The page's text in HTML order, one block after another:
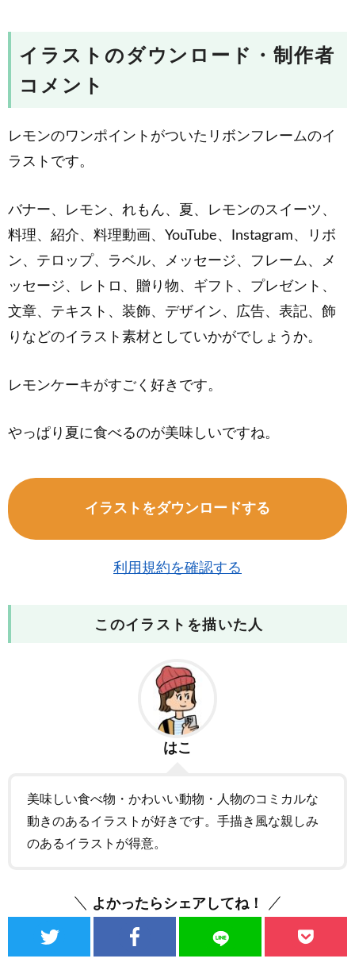
イラストのダウンロード・制作者
コメント
レモンのワンポイントがついたリボンフレームのイ
ラストです。
バナー、レモン、れもん、夏、レモンのスイーツ、
料理、紹介、料理動画、YouTube、Instagram、リボ
ン、テロップ、ラベル、メッセージ、フレーム、メ
ッセージ、レトロ、贈り物、ギフト、プレゼント、
文章、テキスト、装飾、デザイン、広告、表記、飾
りなどのイラスト素材としていかがでしょうか。
レモンケーキがすごく好きです。
やっぱり夏に食べるのが美味しいですね。
イラストをダウンロードする
利用規約を確認する
このイラストを描いた人
はこ
美味しい食べ物・かわいい動物・人物のコミカルな
動きのあるイラストが好きです。手描き風な親しみ
のあるイラストが得意。
よかったらシェアしてね！